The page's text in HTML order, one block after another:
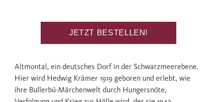
JETZT BESTELLEN!
Altmontal, ein deutsches Dorf in der Schwarzmeerebene.
Hier wird Hedwig Krämer 1919 geboren und erlebt, wie
ihre Bullerbü-Märchenwelt durch Hungersnöte,